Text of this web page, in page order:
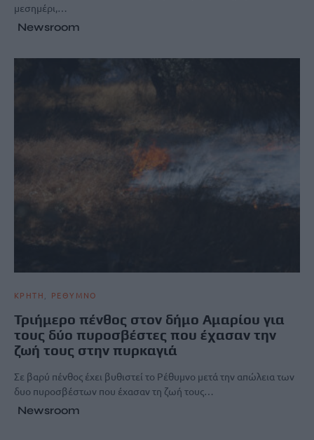
μεσημέρι,…
Newsroom
ΚΡΗΤΗ ΡΕΘΥΜΝΟ
Τριήμερο πένθος στον δήμο Αμαρίου για
τους δύο πυροσβέστες που έχασαν την
ζωή τους στην πυρκαγιά
Σε βαρύ πένθος έχει βυθιστεί το Ρέθυμνο μετά την απώλεια των
δυο πυροσβέστων που έχασαν τη ζωή τους…
Newsroom